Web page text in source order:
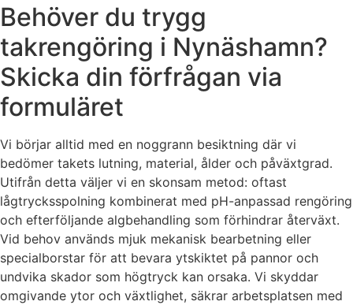
Behöver du trygg
takrengöring i Nynäshamn?
Skicka din förfrågan via
formuläret
Vi börjar alltid med en noggrann besiktning där vi
bedömer takets lutning, material, ålder och påväxtgrad.
Utifrån detta väljer vi en skonsam metod: oftast
lågtrycksspolning kombinerat med pH-anpassad rengöring
och efterföljande algbehandling som förhindrar återväxt.
Vid behov används mjuk mekanisk bearbetning eller
specialborstar för att bevara ytskiktet på pannor och
undvika skador som högtryck kan orsaka. Vi skyddar
omgivande ytor och växtlighet, säkrar arbetsplatsen med